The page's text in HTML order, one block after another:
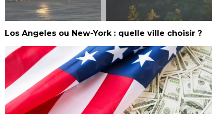
Los Angeles ou New-York : quelle ville choisir ?